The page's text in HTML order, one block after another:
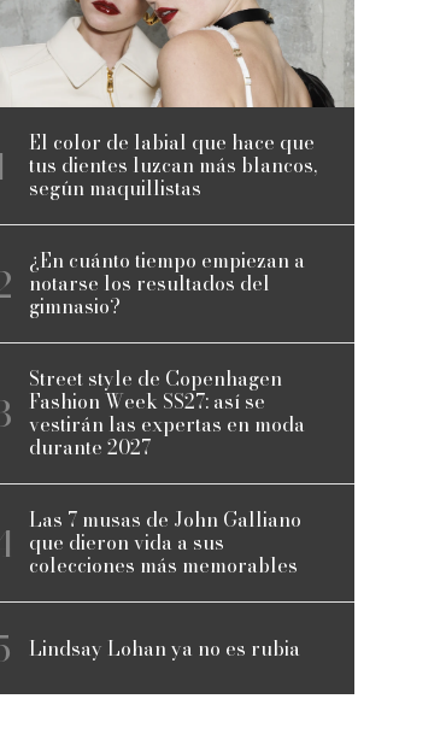
El color de labial que hace que
tus dientes luzcan más blancos,
según maquillistas
¿En cuánto tiempo empiezan a
notarse los resultados del
gimnasio?
Street style de Copenhagen
Fashion Week SS27: así se
vestirán las expertas en moda
durante 2027
Las 7 musas de John Galliano
que dieron vida a sus
colecciones más memorables
Lindsay Lohan ya no es rubia